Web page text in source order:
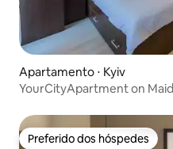
Apartamento ⋅ Kyiv
YourCityApartment on
Preferido dos hóspedes
Preferido dos hóspedes